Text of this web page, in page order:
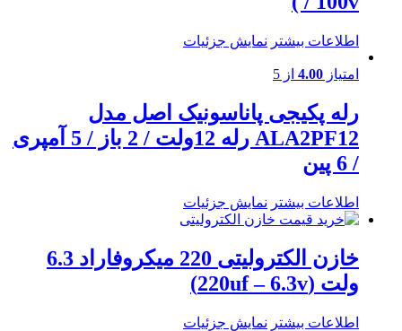
اطلاعات بیشتر نمایش جزئیات
امتیاز 4.00 از 5
رله پکیجی پاناسونیک اصل مدل
ALA2PF12 رله 12ولت / 2 باز / 5 آمپری
/ 6 پین
اطلاعات بیشتر نمایش جزئیات
خازن الکترولیتی 220 میکروفاراد 6.3
ولت (220uf – 6.3v)
اطلاعات بیشتر نمایش جزئیات